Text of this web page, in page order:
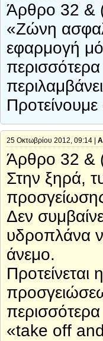
Άρθρο 32 &
«Ζώνη
εφαρμογή
25 Οκτωβρίου 2012, 09:14 |
Άρθρο 32 &
Στην ξηρά,
Δεν
υδροπλάνα
άνεμο.
Προτείνεται
«take off